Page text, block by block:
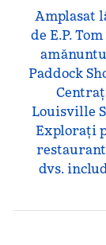
Amplasat
de E.P.
Paddock
Louisville
Explorați
dvs.